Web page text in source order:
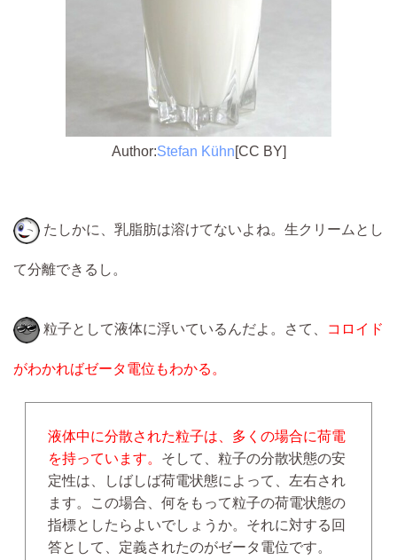
Author:Stefan Kühn[CC BY]
たしかに、乳脂肪は溶けてないよね。生クリームとし
て分離できるし。
粒子として液体に浮いているんだよ。さて、 コロイド
がわかればゼータ電位もわかる。
液体中に分散された粒子は、多くの場合に荷電
を持っています。 そして、粒子の分散状態の安
定性は、しばしば荷電状態によって、左右され
ます。この場合、何をもって粒子の荷電状態の
指標としたらよいでしょうか。それに対する回
答として、定義されたのがゼータ電位です。